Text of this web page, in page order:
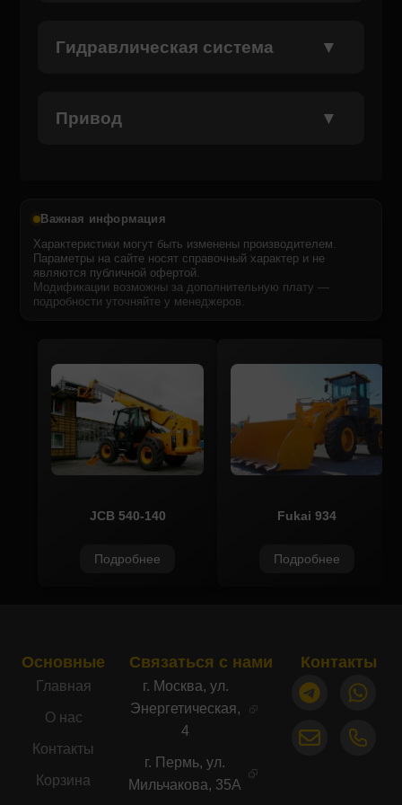
Гидравлическая система
Привод
Важная информация
Характеристики могут быть изменены производителем.
Параметры на сайте носят справочный характер и не
являются публичной офертой.
Модификации возможны за дополнительную плату —
подробности уточняйте у менеджеров.
JCB 540-140
Подробнее
Fukai 934
Подробнее
Основные
Главная
О нас
Контакты
Корзина
Связаться с нами
г. Москва, ул.
Энергетическая,
4
г. Пермь, ул.
Мильчакова, 35А
Контакты